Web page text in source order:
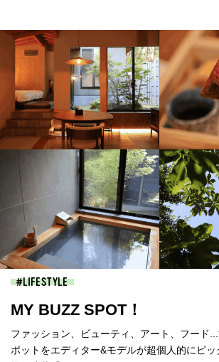
LIFESTYLE
MY BUZZ SPOT！
ファッション、ビューティ、アート、フード
ポットをエディター&モデルが超個人的にピ